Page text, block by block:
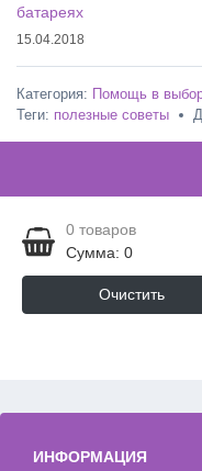
батареях
15.04.2018
Категория: Помощь в
Теги: полезные советы
0 товаров
Сумма: 0
Очистить
ИНФОРМАЦИЯ